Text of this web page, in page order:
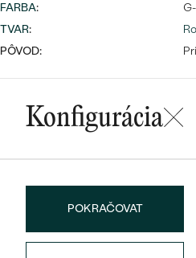
OBJAVIŤ
FARBA:
TVAR:
PÔVOD:
Konfigurácia
POKRAČOVAT
Mohlo by sa vám